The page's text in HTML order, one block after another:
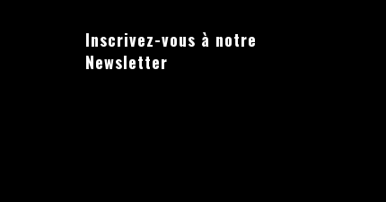
Inscrivez-vous à notre
Newsletter